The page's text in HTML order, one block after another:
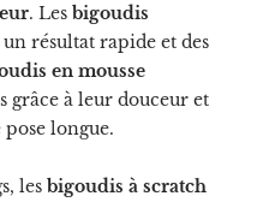
. Les bigoudis
résultat rapide et des
en mousse
grâce à leur douceur et
longue.
les bigoudis à scratch